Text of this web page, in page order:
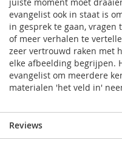
evangelist ook in staat is
in gesprek te gaan,
of meer verhalen te
zeer vertrouwd raken met
elke afbeelding begrijpen.
evangelist om meerdere
materialen 'het veld in'
Reviews